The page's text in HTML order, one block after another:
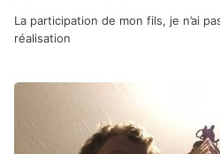
La participation de mon fils, je n’ai
réalisation